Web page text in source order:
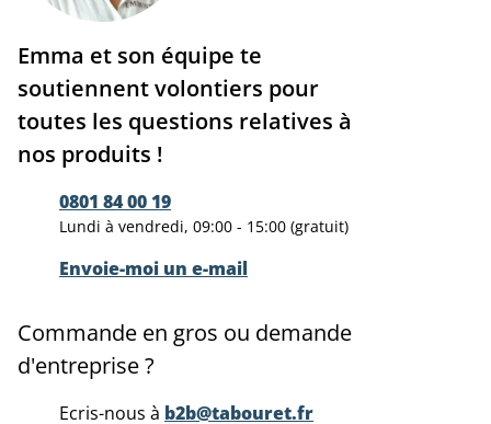
Emma et son équipe te
soutiennent volontiers pour
toutes les questions relatives à
nos produits !
0801 84 00 19
Lundi à vendredi, 09:00 - 15:00 (gratuit)
Envoie-moi un e-mail
Commande en gros ou demande
d'entreprise ?
Ecris-nous à b2b@tabouret.fr